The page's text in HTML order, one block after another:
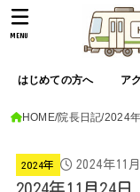
はじめての方へ ア
MENU
HOME 院長日記 2024
2024年 2024年11
2024年11月24日